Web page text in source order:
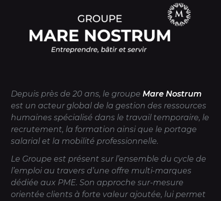
Depuis près de 20 ans, le groupeMare Nostrum
est un acteur global de la gestion des ressources
humaines spécialisé dans le travail temporaire, le
recrutement, la formation ainsi que le portage
salarial et la mobilité professionnelle.
Le Groupe est présent sur l’ensemble du cycle de
l’emploi au travers d’une offre multi-marques
dédiée aux PME. Son approche sur-mesure
orientée clients à forte valeur ajoutée, lui permet